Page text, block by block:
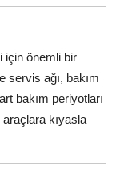
için önemli bir
servis ağı, bakım
bakım periyotları
kıyasla